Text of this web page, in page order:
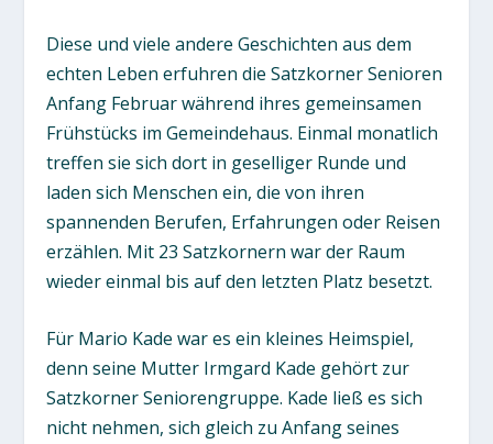
Diese und viele andere Geschichten aus dem
echten Leben erfuhren die Satzkorner Senioren
Anfang Februar während ihres gemeinsamen
Frühstücks im Gemeindehaus. Einmal monatlich
treffen sie sich dort in geselliger Runde und
laden sich Menschen ein, die von ihren
spannenden Berufen, Erfahrungen oder Reisen
erzählen. Mit 23 Satzkornern war der Raum
wieder einmal bis auf den letzten Platz besetzt.
Für Mario Kade war es ein kleines Heimspiel,
denn seine Mutter Irmgard Kade gehört zur
Satzkorner Seniorengruppe. Kade ließ es sich
nicht nehmen, sich gleich zu Anfang seines